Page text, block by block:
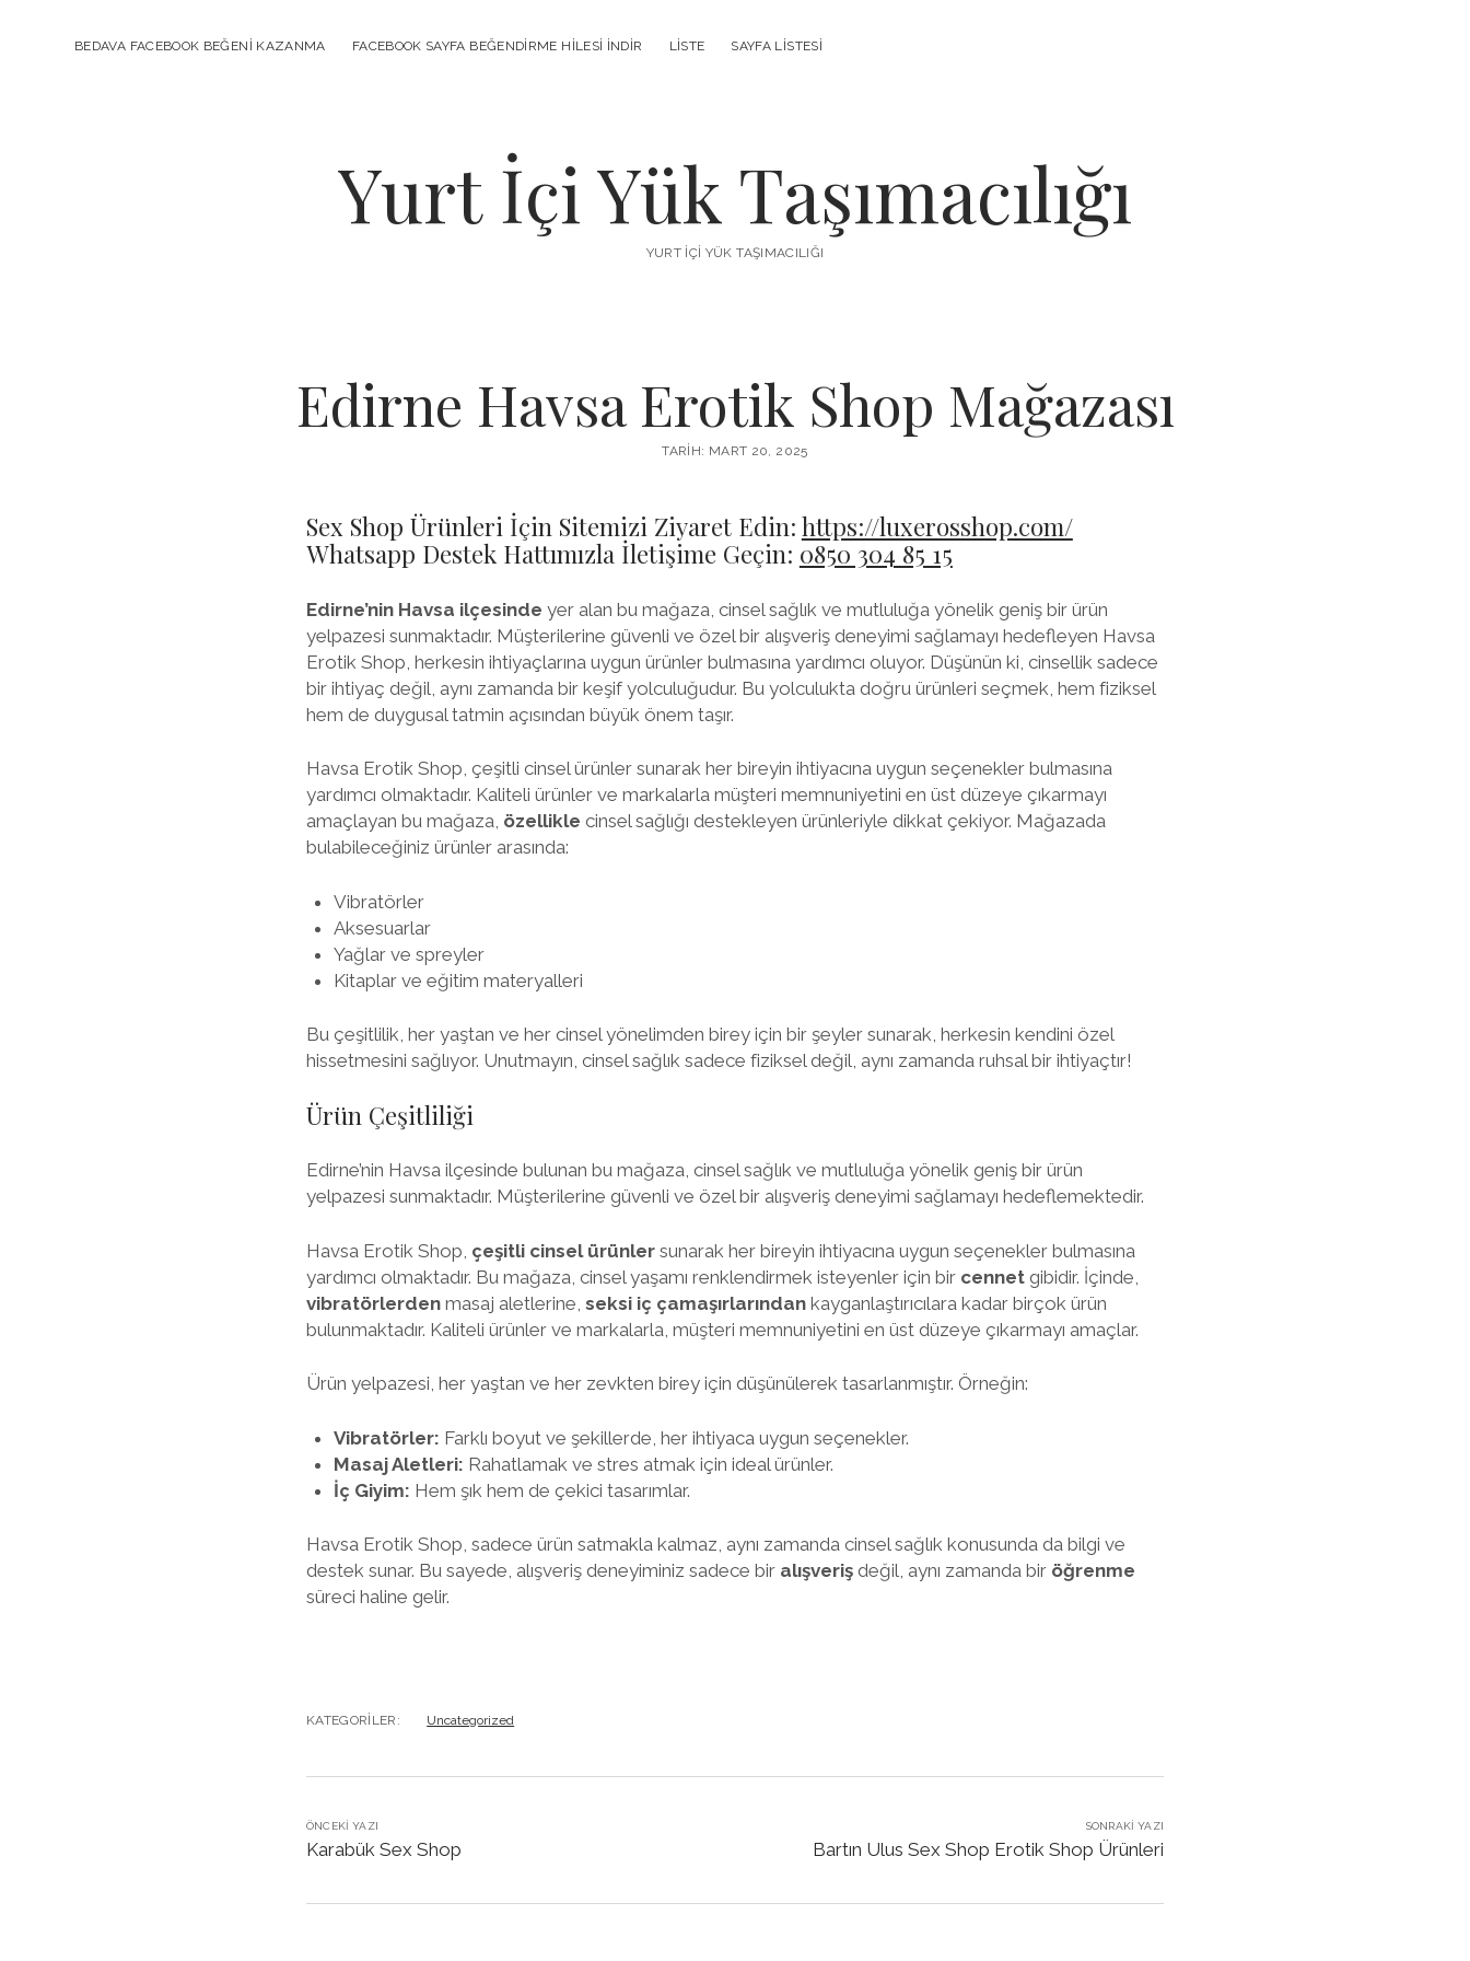
BEDAVA FACEBOOK BEĞENI KAZANMA FACEBOOK SAYFA BEĞENDIRME HILESI İNDIR LISTE SAYFA LISTESI
Yurt İçi Yük Taşımacılığı
YURT İÇI YÜK TAŞIMACILIĞI
Edirne Havsa Erotik Shop Mağazası
TARIH: MART 20, 2025
Sex Shop Ürünleri İçin Sitemizi Ziyaret Edin: https://luxerosshop.com/
Whatsapp Destek Hattımızla İletişime Geçin: 0850 304 85 15
Edirne’nin Havsa ilçesinde yer alan bu mağaza, cinsel sağlık ve mutluluğa yönelik geniş bir ürün
yelpazesi sunmaktadır. Müşterilerine güvenli ve özel bir alışveriş deneyimi sağlamayı hedefleyen Havsa
Erotik Shop, herkesin ihtiyaçlarına uygun ürünler bulmasına yardımcı oluyor. Düşünün ki, cinsellik sadece
bir ihtiyaç değil, aynı zamanda bir keşif yolculuğudur. Bu yolculukta doğru ürünleri seçmek, hem fiziksel
hem de duygusal tatmin açısından büyük önem taşır.
Havsa Erotik Shop, çeşitli cinsel ürünler sunarak her bireyin ihtiyacına uygun seçenekler bulmasına
yardımcı olmaktadır. Kaliteli ürünler ve markalarla müşteri memnuniyetini en üst düzeye çıkarmayı
amaçlayan bu mağaza, özellikle cinsel sağlığı destekleyen ürünleriyle dikkat çekiyor. Mağazada
bulabileceğiniz ürünler arasında:
Vibratörler
Aksesuarlar
Yağlar ve spreyler
Kitaplar ve eğitim materyalleri
Bu çeşitlilik, her yaştan ve her cinsel yönelimden birey için bir şeyler sunarak, herkesin kendini özel
hissetmesini sağlıyor. Unutmayın, cinsel sağlık sadece fiziksel değil, aynı zamanda ruhsal bir ihtiyaçtır!
Ürün Çeşitliliği
Edirne’nin Havsa ilçesinde bulunan bu mağaza, cinsel sağlık ve mutluluğa yönelik geniş bir ürün
yelpazesi sunmaktadır. Müşterilerine güvenli ve özel bir alışveriş deneyimi sağlamayı hedeflemektedir.
Havsa Erotik Shop, çeşitli cinsel ürünlersunarak her bireyin ihtiyacına uygun seçenekler bulmasına
yardımcı olmaktadır. Bu mağaza, cinsel yaşamı renklendirmek isteyenler için bir cennetgibidir. İçinde,
vibratörlerdenmasaj aletlerine, seksi iç çamaşırlarındankayganlaştırıcılara kadar birçok ürün
bulunmaktadır. Kaliteli ürünler ve markalarla, müşteri memnuniyetini en üst düzeye çıkarmayı amaçlar.
Ürün yelpazesi, her yaştan ve her zevkten birey için düşünülerek tasarlanmıştır. Örneğin:
Vibratörler: Farklı boyut ve şekillerde, her ihtiyaca uygun seçenekler.
Masaj Aletleri: Rahatlamak ve stres atmak için ideal ürünler.
İç Giyim: Hem şık hem de çekici tasarımlar.
Havsa Erotik Shop, sadece ürün satmakla kalmaz, aynı zamanda cinsel sağlık konusunda da bilgi ve
destek sunar. Bu sayede, alışveriş deneyiminiz sadece bir alışverişdeğil, aynı zamanda bir öğrenme
süreci haline gelir.
KATEGORILER: Uncategorized
ÖNCEKI YAZI
Karabük Sex Shop
SONRAKI YAZI
Bartın Ulus Sex Shop Erotik Shop Ürünleri